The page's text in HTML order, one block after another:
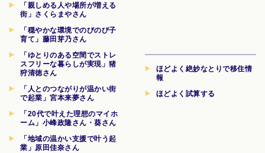
「親しめる人や場所が増える
街」さくらまやさん
「穏やかな環境でのびのび子
育て」藤田芽乃さん
「ゆとりのある空間でストレ
スフリーな暮らしが実現」猪
狩清徳さん
「人とのつながりが温かい街
で起業」宮本来夢さん
「20代で叶えた理想のマイホ
ーム」小峰政隆さん・葵さん
「地域の温かい支援で叶う起
業」原田佳奈さん
ほどよく絶妙なとりで移住情
報
ほどよく試算する